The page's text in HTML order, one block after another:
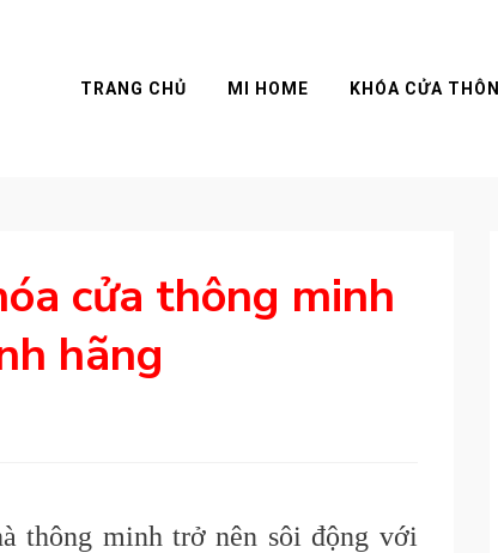
TRANG CHỦ MI HOME KHÓA CỬA
cửa thông minh
hãng
thông minh trở nên sôi động với